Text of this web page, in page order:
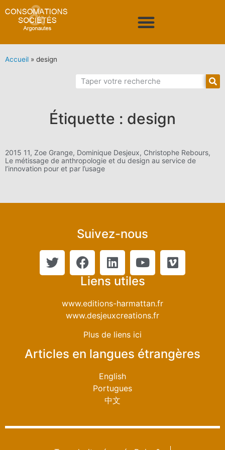
Accueil » design
Étiquette : design
2015 11, Zoe Grange, Dominique Desjeux, Christophe Rebours,
Le métissage de anthropologie et du design au service de
l’innovation pour et par l’usage
Suivez-nous
Liens utiles
www.editions-harmattan.fr
www.desjeuxcreations.fr
Plus de liens ici
Articles en langues étrangères
English
Portugues
中文